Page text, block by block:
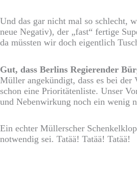
Und das gar nicht mal so schlecht,
neue Negativ), der „fast“ fertige
da müssten wir doch eigentlich
Gut, dass Berlins Regierender
Müller angekündigt, dass es bei
schon eine Prioritätenliste. Unser
und Nebenwirkung noch ein wenig
Ein echter Müllerscher
notwendig sei. Tatää! Tatää! Tatää!